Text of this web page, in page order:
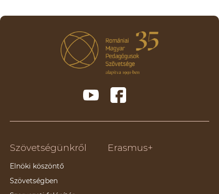
Szövetségünkről
Elnöki köszöntő
Szövetségben
Erasmus+